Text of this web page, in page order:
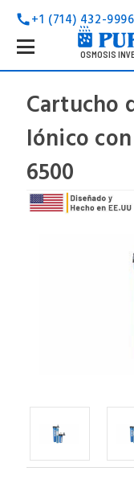
call+1 (714) 432-9996
OSMOSIS
Cartucho
Iónico
6500